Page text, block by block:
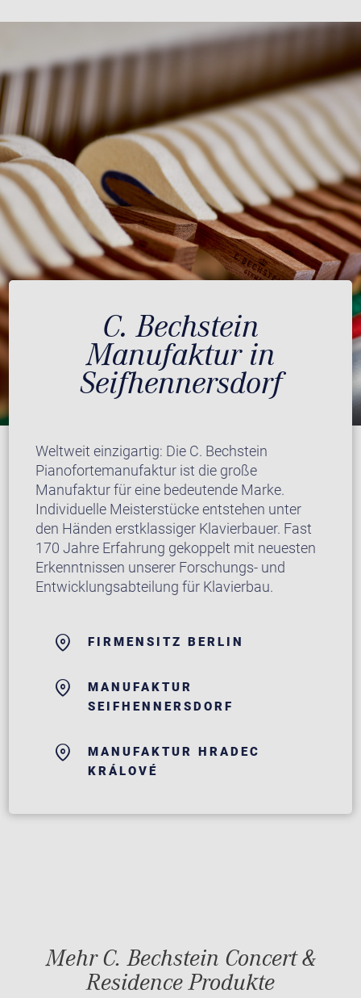
C. Bechstein
Manufaktur in
Seifhennersdorf
Weltweit einzigartig: Die C. Bechstein
Pianofortemanufaktur ist die große
Manufaktur für eine bedeutende Marke.
Individuelle Meisterstücke entstehen unter
den Händen erstklassiger Klavierbauer. Fast
170 Jahre Erfahrung gekoppelt mit neuesten
Erkenntnissen unserer Forschungs- und
Entwicklungsabteilung für Klavierbau.
FIRMENSITZ BERLIN
MANUFAKTUR
SEIFHENNERSDORF
MANUFAKTUR HRADEC
KRÁLOVÉ
Mehr C. Bechstein Concert &
Residence Produkte